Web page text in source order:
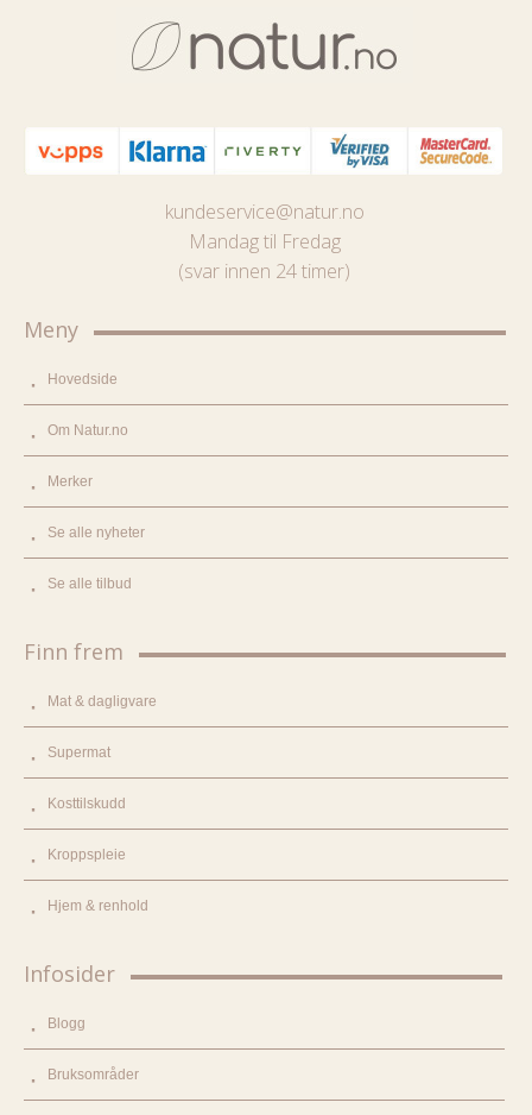
kundeservice@natur.no
Mandag til Fredag
(svar innen 24 timer)
Meny
Hovedside
Om Natur.no
Merker
Se alle nyheter
Se alle tilbud
Finn frem
Mat & dagligvare
Supermat
Kosttilskudd
Kroppspleie
Hjem & renhold
Infosider
Blogg
Bruksområder